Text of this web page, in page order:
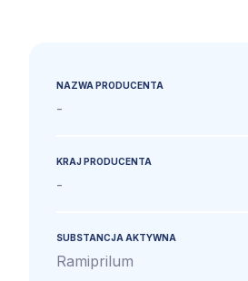
NAZWA PRODUCENTA
-
KRAJ PRODUCENTA
-
SUBSTANCJA AKTYWNA
Ramiprilum